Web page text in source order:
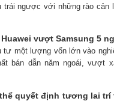
trái ngược với những rào
vượt Samsung 5
tư một lượng vốn lớn vào
bán dẫn năm ngoái, vượt
quyết định tương lai trí